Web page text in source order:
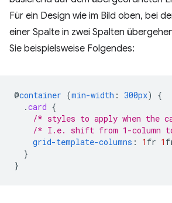
Für ein Design wie im Bild oben, bei
einer Spalte in zwei Spalten
Sie beispielsweise Folgendes:
@container (min-width : 300px)
{
.card {
/* styles to apply when the
/* I.e. shift from 1-column
grid-template-columns : 1 fr 1
}
}